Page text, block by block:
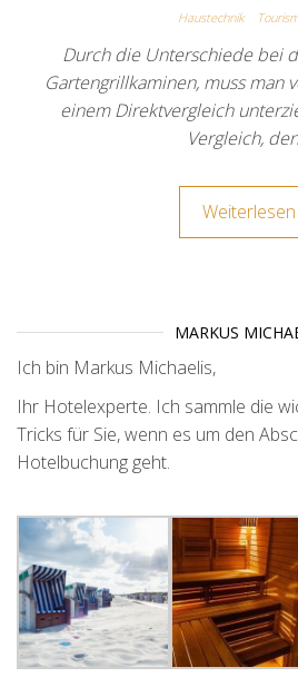
Haustechnik
Durch die Unterschiede bei
Gartengrillkaminen, muss man
einem Direktvergleich
Vergleich,
Weiterlesen
MARKUS
Ich bin Markus Michaelis,
Ihr Hotelexperte. Ich sammle die
Tricks für Sie, wenn es um den
Hotelbuchung geht.